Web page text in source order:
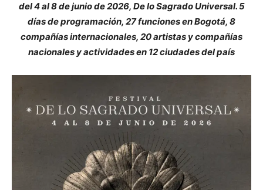
del 4 al 8 de junio de 2026, De lo Sagrado Universal. 5
días de programación, 27 funciones en Bogotá, 8
compañías internacionales, 20 artistas y compañías
nacionales y actividades en 12 ciudades del país